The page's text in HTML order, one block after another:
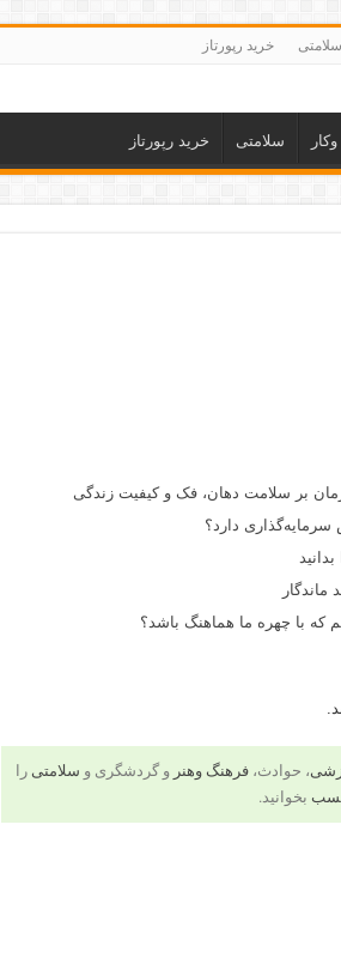
سلامتی خرید رپورتاز
سلامتی خرید رپورتاز
درمان بر سلامت دهان، فک و کیفیت زندگی
دارد؟
که با چهره ما هماهنگ باشد؟
، حوادث،فرهنگ وهنر و گردشگری و سلامتی را
بخوانید.